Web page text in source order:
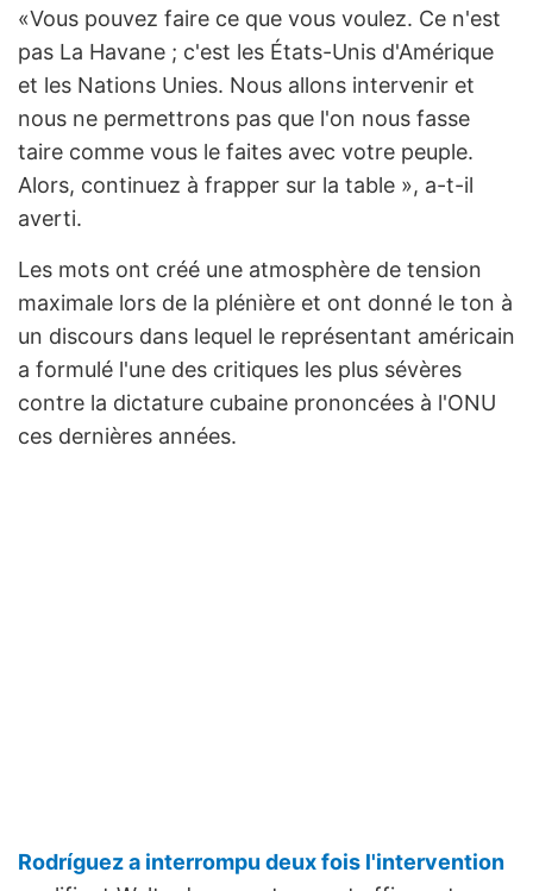
«Vous pouvez faire ce que vous voulez. Ce n'est
pas La Havane ; c'est les États-Unis d'Amérique
et les Nations Unies. Nous allons intervenir et
nous ne permettrons pas que l'on nous fasse
taire comme vous le faites avec votre peuple.
Alors, continuez à frapper sur la table », a-t-il
averti.
Les mots ont créé une atmosphère de tension
maximale lors de la plénière et ont donné le ton à
un discours dans lequel le représentant américain
a formulé l'une des critiques les plus sévères
contre la dictature cubaine prononcées à l'ONU
ces dernières années.
Rodríguez a interrompu deux fois l'intervention